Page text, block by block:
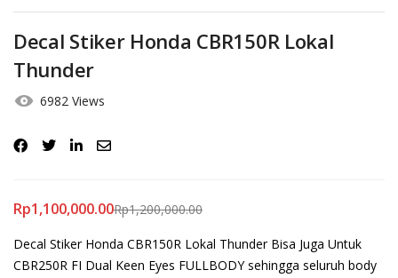
Decal Stiker Honda CBR150R Lokal
Thunder
6982 Views
Rp1,100,000.00Rp1,200,000.00
Decal Stiker Honda CBR150R Lokal Thunder Bisa Juga Untuk
CBR250R FI Dual Keen Eyes FULLBODY sehingga seluruh body